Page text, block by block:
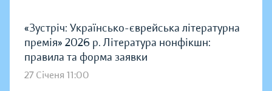
«Зустріч: Українсько-єврейська літературна
премія» 2026 р. Література нонфікшн:
правила та форма заявки
27 Січеня 11:00